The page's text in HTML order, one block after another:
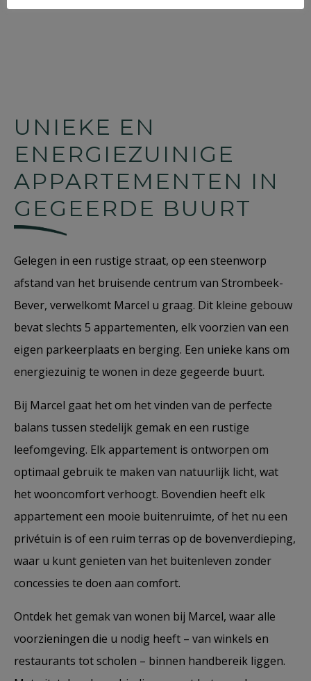
UNIEKE EN
ENERGIEZUINIGE
APPARTEMENTEN IN
GEGEERDE BUURT
Gelegen in een rustige straat, op een steenworp
afstand van het bruisende centrum van Strombeek-
Bever, verwelkomt Marcel u graag. Dit kleine gebouw
bevat slechts 5 appartementen, elk voorzien van een
eigen parkeerplaats en berging. Een unieke kans om
energiezuinig te wonen in deze gegeerde buurt.
Bij Marcel gaat het om het vinden van de perfecte
balans tussen stedelijk gemak en een rustige
leefomgeving. Elk appartement is ontworpen om
optimaal gebruik te maken van natuurlijk licht, wat
het wooncomfort verhoogt. Bovendien heeft elk
appartement een mooie buitenruimte, of het nu een
privétuin is of een ruim terras op de bovenverdieping,
waar u kunt genieten van het buitenleven zonder
concessies te doen aan comfort.
Ontdek het gemak van wonen bij Marcel, waar alle
voorzieningen die u nodig heeft – van winkels en
restaurants tot scholen – binnen handbereik liggen.